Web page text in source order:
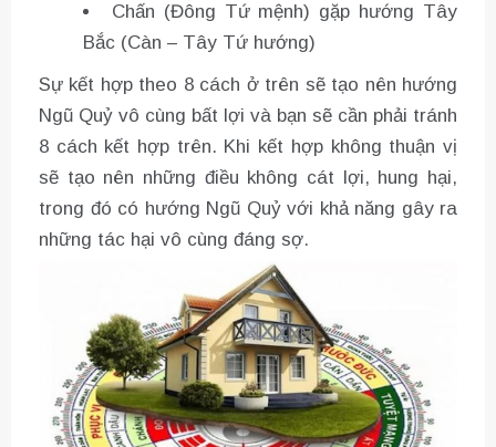
Chấn (Đông Tứ mệnh) gặp hướng Tây
Bắc (Càn – Tây Tứ hướng)
Sự kết hợp theo 8 cách ở trên sẽ tạo nên hướng
Ngũ Quỷ vô cùng bất lợi và bạn sẽ cần phải tránh
8 cách kết hợp trên. Khi kết hợp không thuận vị
sẽ tạo nên những điều không cát lợi, hung hại,
trong đó có hướng Ngũ Quỷ với khả năng gây ra
những tác hại vô cùng đáng sợ.